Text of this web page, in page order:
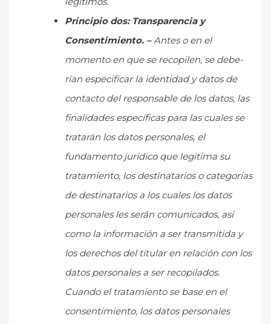
Principio dos: Transparencia y
Consentimiento. –Antes o en el
momento en que se recopilen, se debe-
rían especificar la identidad y datos de
contacto del responsable de los datos, las
finalidades específicas para las cuales se
tratarán los datos personales, el
fundamento jurídico que legitima su
tratamiento, los destinatarios o categorías
de destinatarios a los cuales los datos
personales les serán comunicados, así
como la información a ser transmitida y
los derechos del titular en relación con los
datos personales a ser recopilados.
Cuando el tratamiento se base en el
consentimiento, los datos personales